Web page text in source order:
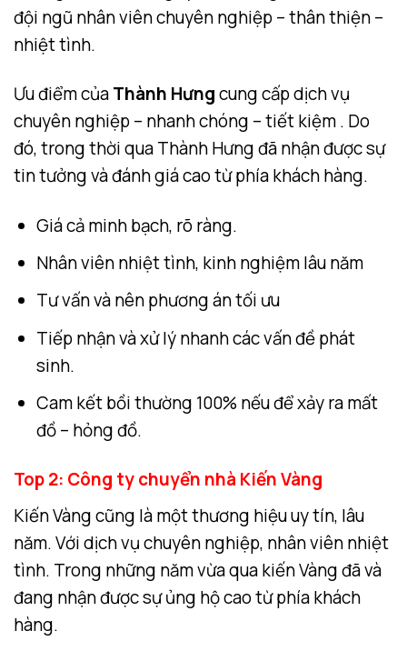
đội ngũ nhân viên chuyên nghiệp – thân thiện –
nhiệt tình.
Ưu điểm củaThành Hưngcung cấp dịch vụ
chuyên nghiệp – nhanh chóng – tiết kiệm . Do
đó, trong thời qua Thành Hưng đã nhận được sự
tin tưởng và đánh giá cao từ phía khách hàng.
Giá cả minh bạch, rõ ràng.
Nhân viên nhiệt tình, kinh nghiệm lâu năm
Tư vấn và nên phương án tối ưu
Tiếp nhận và xử lý nhanh các vấn đề phát
sinh.
Cam kết bồi thường 100% nếu để xảy ra mất
đồ – hỏng đồ.
Top 2: Công ty chuyển nhà Kiến Vàng
Kiến Vàng cũng là một thương hiệu uy tín, lâu
năm. Với dịch vụ chuyên nghiệp, nhân viên nhiệt
tình. Trong những năm vừa qua kiến Vàng đã và
đang nhận được sự ủng hộ cao từ phía khách
hàng.